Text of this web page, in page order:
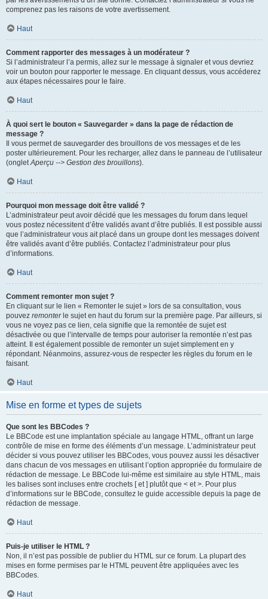
comprenez pas les raisons de votre avertissement.
Haut
Comment rapporter des messages à un modérateur ?
Si l’administrateur l’a permis, allez sur le message à signaler et vous devriez
voir un bouton pour rapporter le message. En cliquant dessus, vous accéderez
aux étapes nécessaires pour le faire.
Haut
À quoi sert le bouton « Sauvegarder » dans la page de rédaction de
message ?
Il vous permet de sauvegarder des brouillons de vos messages et de les
poster ultérieurement. Pour les recharger, allez dans le panneau de l’utilisateur
(ongletAperçu --> Gestion des brouillons).
Haut
Pourquoi mon message doit être validé ?
L’administrateur peut avoir décidé que les messages du forum dans lequel
vous postez nécessitent d’être validés avant d’être publiés. Il est possible aussi
que l’administrateur vous ait placé dans un groupe dont les messages doivent
être validés avant d’être publiés. Contactez l’administrateur pour plus
d’informations.
Haut
Comment remonter mon sujet ?
En cliquant sur le lien « Remonter le sujet » lors de sa consultation, vous
pouvez remonterle sujet en haut du forum sur la première page. Par ailleurs, si
vous ne voyez pas ce lien, cela signifie que la remontée de sujet est
désactivée ou que l’intervalle de temps pour autoriser la remontée n’est pas
atteint. Il est également possible de remonter un sujet simplement en y
répondant. Néanmoins, assurez-vous de respecter les règles du forum en le
faisant.
Haut
Mise en forme et types de sujets
Que sont les BBCodes ?
Le BBCode est une implantation spéciale au langage HTML, offrant un large
contrôle de mise en forme des éléments d’un message. L’administrateur peut
décider si vous pouvez utiliser les BBCodes, vous pouvez aussi les désactiver
dans chacun de vos messages en utilisant l’option appropriée du formulaire de
rédaction de message. Le BBCode lui-même est similaire au style HTML, mais
les balises sont incluses entre crochets [ et ] plutôt que < et >. Pour plus
d’informations sur le BBCode, consultez le guide accessible depuis la page de
rédaction de message.
Haut
Puis-je utiliser le HTML ?
Non, il n’est pas possible de publier du HTML sur ce forum. La plupart des
mises en forme permises par le HTML peuvent être appliquées avec les
BBCodes.
Haut